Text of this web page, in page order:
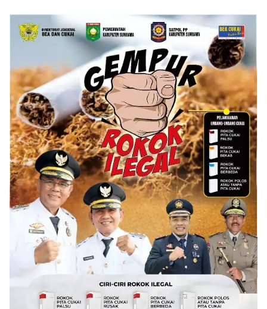
PARTISIPASINYA
MENYUKSESKAN PEMILIHAN
BUPATI DAN WAKIL BUPATI
SUMBAWA TAHUN 2024